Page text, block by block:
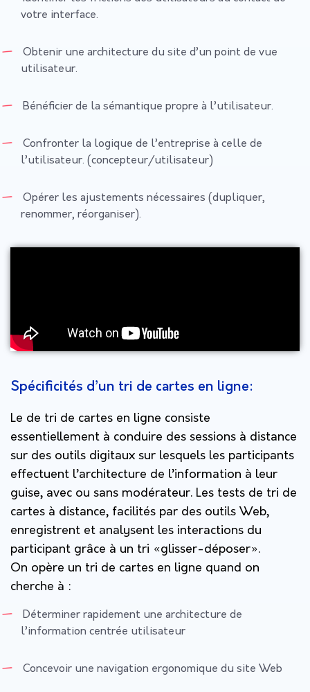
votre interface.
Obtenir une architecture du site d’un point de vue
utilisateur.
Bénéficier de la sémantique propre à l’utilisateur.
Confronter la logique de l’entreprise à celle de
l’utilisateur. (concepteur/utilisateur)
Opérer les ajustements nécessaires (dupliquer,
renommer, réorganiser).
Spécificités d’un tri de cartes en ligne:
Le de tri de cartes en ligne consiste
essentiellement à conduire des sessions à distance
sur des outils digitaux sur lesquels les participants
effectuent l’architecture de l’information à leur
guise, avec ou sans modérateur. Les tests de tri de
cartes à distance, facilités par des outils Web,
enregistrent et analysent les interactions du
participant grâce à un tri «glisser-déposer».
On opère un tri de cartes en ligne quand on
cherche à :
Déterminer rapidement une architecture de
l’information centrée utilisateur
Concevoir une navigation ergonomique du site Web